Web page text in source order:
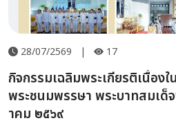
28/07/2569 | 17
กิจกรรมเฉลิมพระเกียรติเนื่องใ
พระชนมพรรษา พระบาทสมเด็
าคม ๒๕๖๙